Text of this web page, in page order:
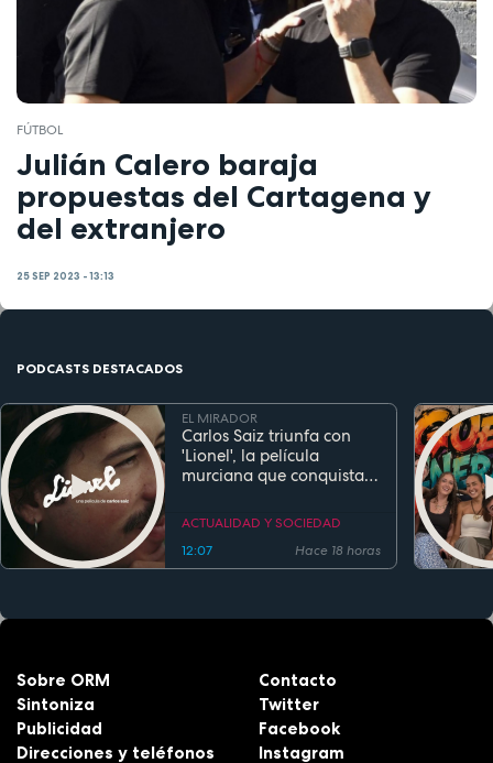
FÚTBOL
Julián Calero baraja
propuestas del Cartagena y
del extranjero
25 SEP 2023 - 13:13
PODCASTS DESTACADOS
EL MIRADOR
Carlos Saiz triunfa con
'Lionel', la película
murciana que conquista
estreno
ACTUALIDAD Y SOCIEDAD
12:07
Hace 18 horas
Sobre ORM
Sintoniza
Publicidad
Direcciones y teléfonos
Contacto
Twitter
Facebook
Instagram